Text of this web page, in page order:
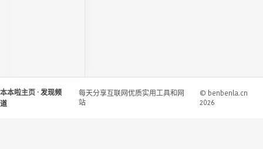
本本啦主页 · 发现频
道
每天分享互联网优质实用工具和网
站
© benbenla.cn
2026